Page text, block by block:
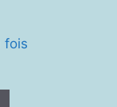
fois